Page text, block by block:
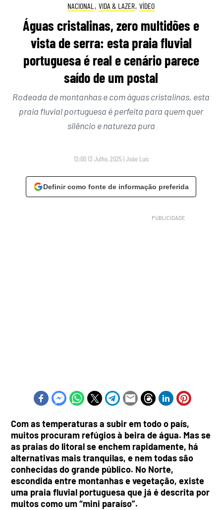
NACIONAL , VIDA & LAZER, VÍDEO
Águas cristalinas, zero multidões e
vista de serra: esta praia fluvial
portuguesa é real e cenário parece
saído de um postal
Rodeada de montanhas e com águas cristalinas, esta
praia fluvial portuguesa é perfeita para quem quer
silêncio e natureza pura
12:00 13 Julho, 2025 |João Luís
Definir como fonte de informação preferida
Com as temperaturas a subir em todo o país,
muitos procuram refúgios à beira de água. Mas se
as praias do litoral se enchem rapidamente, há
alternativas mais tranquilas, e nem todas são
conhecidas do grande público. No Norte,
escondida entre montanhas e vegetação, existe
uma praia fluvial portuguesa que já é descrita por
muitos como um “mini paraíso”.